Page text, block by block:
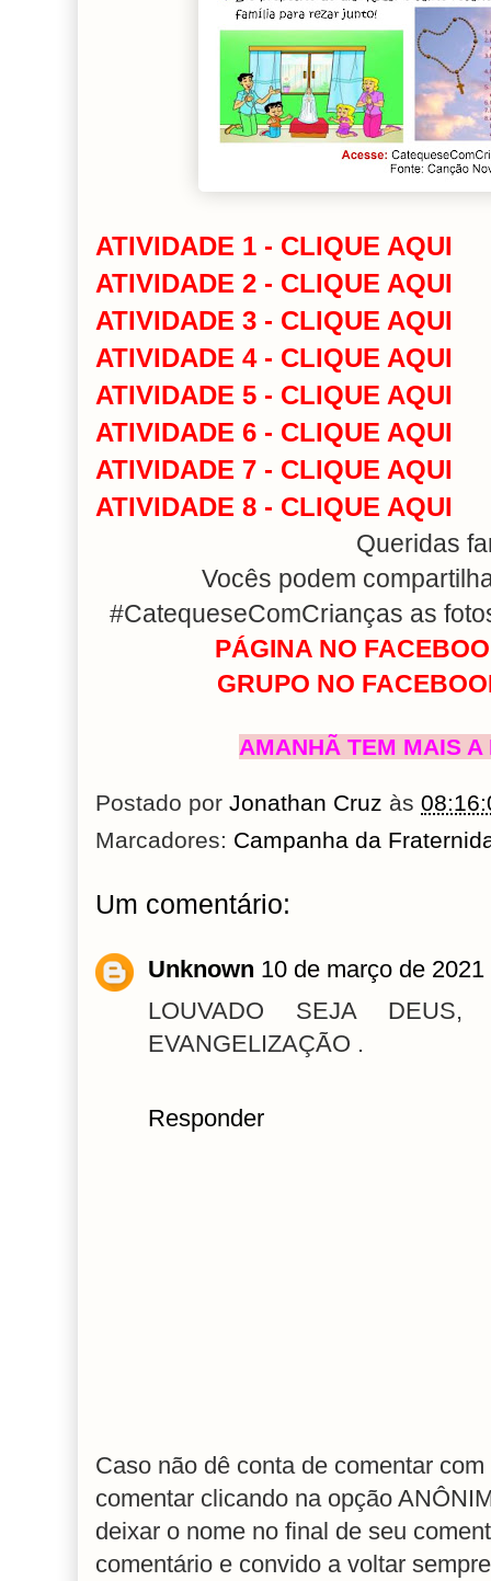
ATIVIDADE 1 - CLIQUE AQUI
ATIVIDADE 2 - CLIQUE AQUI
ATIVIDADE 3 - CLIQUE AQUI
ATIVIDADE 4 - CLIQUE AQUI
ATIVIDADE 5 - CLIQUE AQUI
ATIVIDADE 6 - CLIQUE AQUI
ATIVIDADE 7 - CLIQUE AQUI
ATIVIDADE 8 - CLIQUE AQUI
Queridas
Vocês podem
#CatequeseComCrianças as
PÁGINA NO
GRUPO NO
AMANHÃ TEM MAIS A
Postado por Jonathan Cruz às
Marcadores: Campanha da
Um comentário:
Unknown 10 de março de
LOUVADO SEJA DEUS,
EVANGELIZAÇÃO .
Responder
Caso não dê conta de comentar
comentar clicando na opção
deixar o nome no final de seu
comentário e convido a voltar